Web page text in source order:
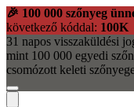
🎉 100 000 szőnyeg
következő kóddal: 100K
31 napos visszaküldési
mint 100 000 egyedi
csomózott keleti